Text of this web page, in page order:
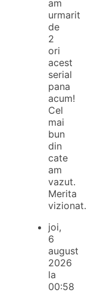
am
urmarit
de
2
ori
acest
serial
pana
acum!
Cel
mai
bun
din
cate
am
vazut.
Merita
vizionat.
joi,
6
august
2026
la
00:58